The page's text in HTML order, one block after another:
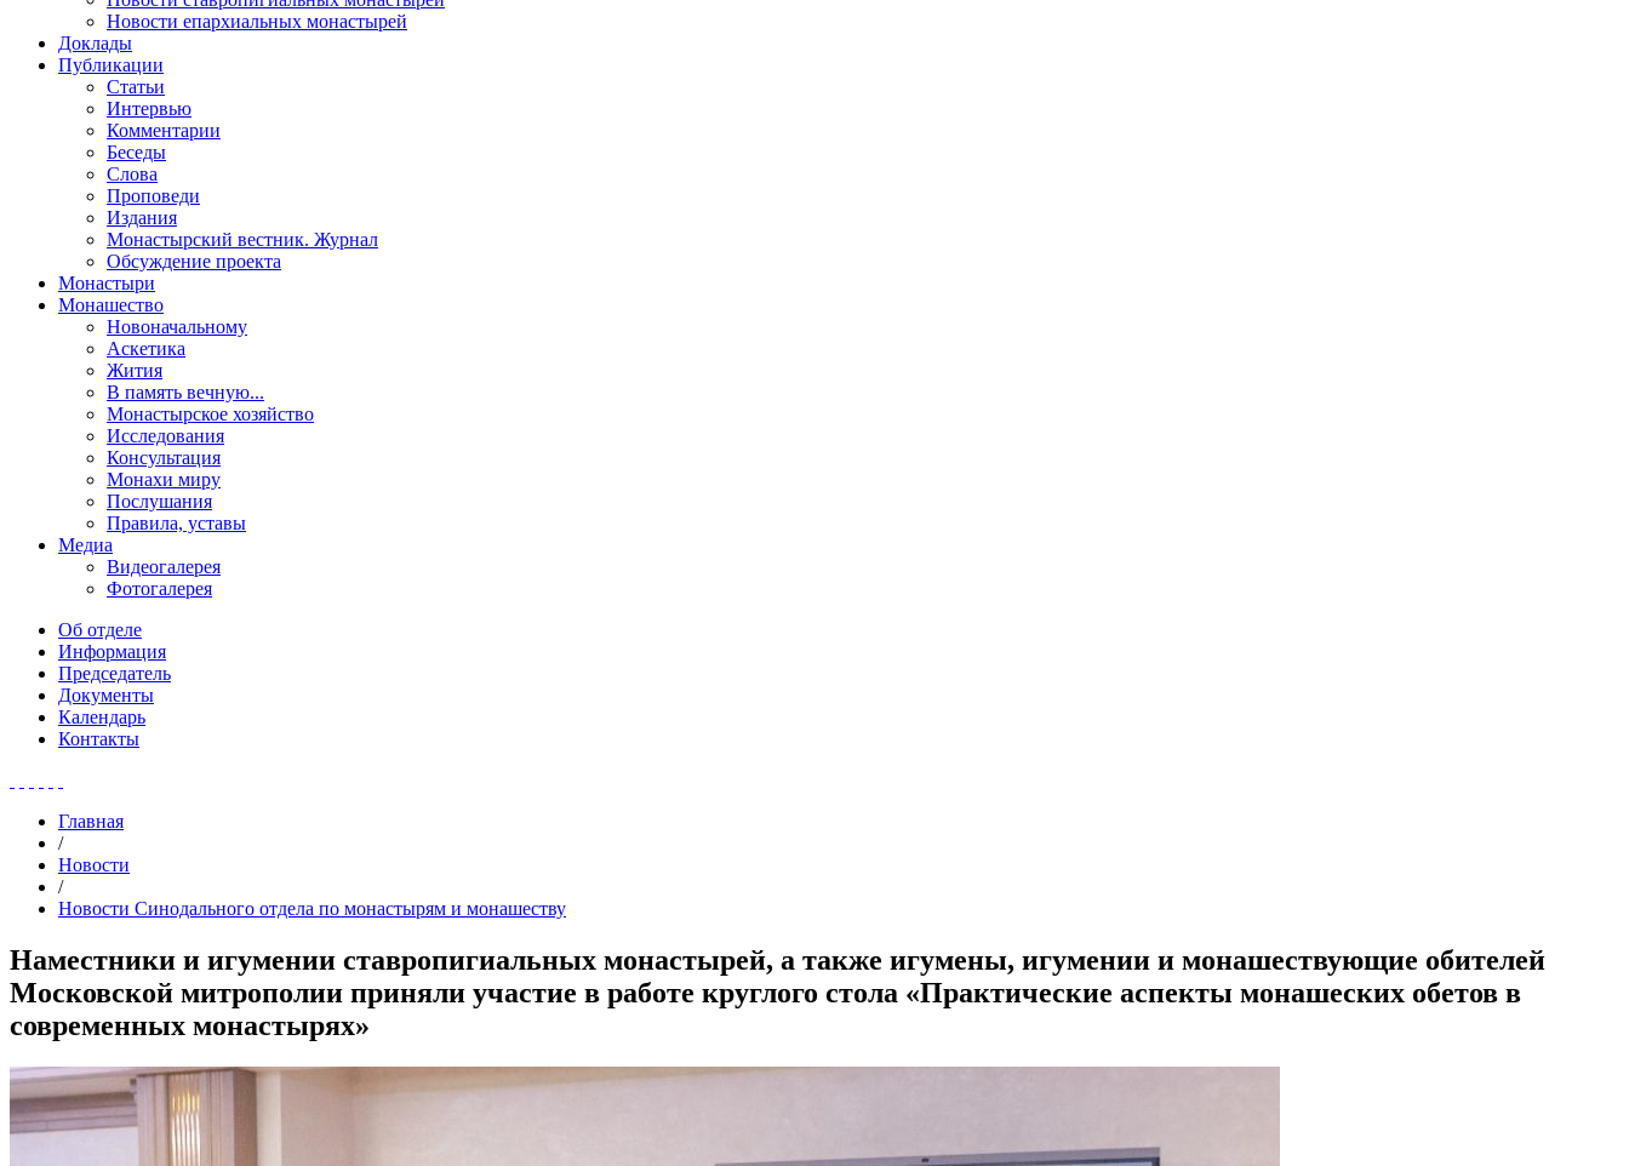
Новости епархиальных монастырей
Доклады
Публикации
Статьи
Интервью
Комментарии
Беседы
Слова
Проповеди
Издания
Монастырский вестник. Журнал
Обсуждение проекта
Монастыри
Монашество
Новоначальному
Аскетика
Жития
В память вечную...
Монастырское хозяйство
Исследования
Консультация
Монахи миру
Послушания
Правила, уставы
Медиа
Видеогалерея
Фотогалерея
Об отделе
Информация
Председатель
Документы
Календарь
Контакты
Главная
/
Новости
/
Новости Синодального отдела по монастырям и монашеству
Наместники и игумении ставропигиальных монастырей, а также игумены, игумении и монашествующие обителей
Московской митрополии приняли участие в работе круглого стола «Практические аспекты монашеских обетов в
современных монастырях»